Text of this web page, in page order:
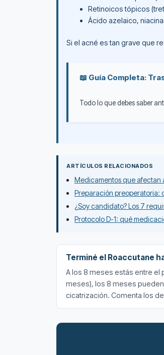
Retinoicos tópicos
Ácido azelaico,
Si el acné es tan grave que
📖 Guía Completa:
Todo lo que debes saber
ARTÍCULOS RELACIONADOS
Medicamentos que afectan
Preparación preoperatoria:
¿Soy candidato? Los 7
Protocolo D-1: qué
Terminé el Roaccutane
A los 8 meses estás entre el
meses), los 8 meses
cicatrización. Comenta los